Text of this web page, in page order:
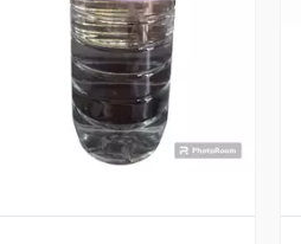
Vista Previa